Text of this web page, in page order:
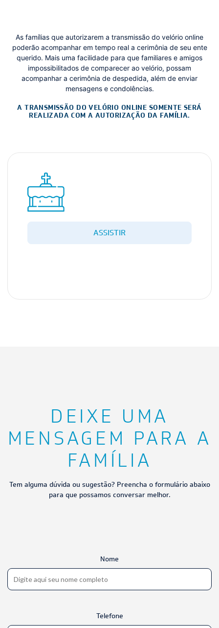
As famílias que autorizarem a transmissão do velório online
poderão acompanhar em tempo real a cerimônia de seu ente
querido. Mais uma facilidade para que familiares e amigos
impossibilitados de comparecer ao velório, possam
acompanhar a cerimônia de despedida, além de enviar
mensagens e condolências.
A TRANSMISSÃO DO VELÓRIO ONLINE SOMENTE SERÁ
REALIZADA COM A AUTORIZAÇÃO DA FAMÍLIA.
ASSISTIR
DEIXE UMA
MENSAGEM PARA A
FAMÍLIA
Tem alguma dúvida ou sugestão? Preencha o formulário abaixo
para que possamos conversar melhor.
Nome
Telefone